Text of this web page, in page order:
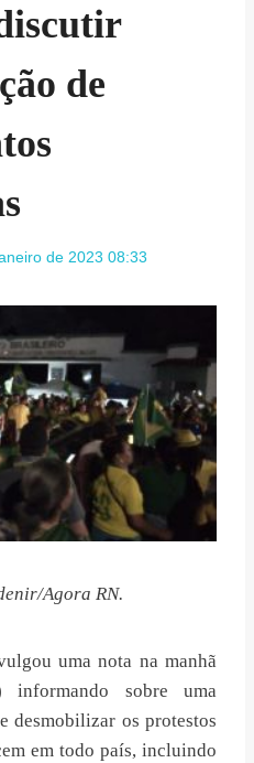
de
de 2023 08:33
Agora RN.
uma nota na manhã
informando sobre uma
desmobilizar os protestos
em todo país, incluindo